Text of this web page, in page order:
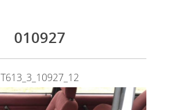
010927
T613_3_10927_12